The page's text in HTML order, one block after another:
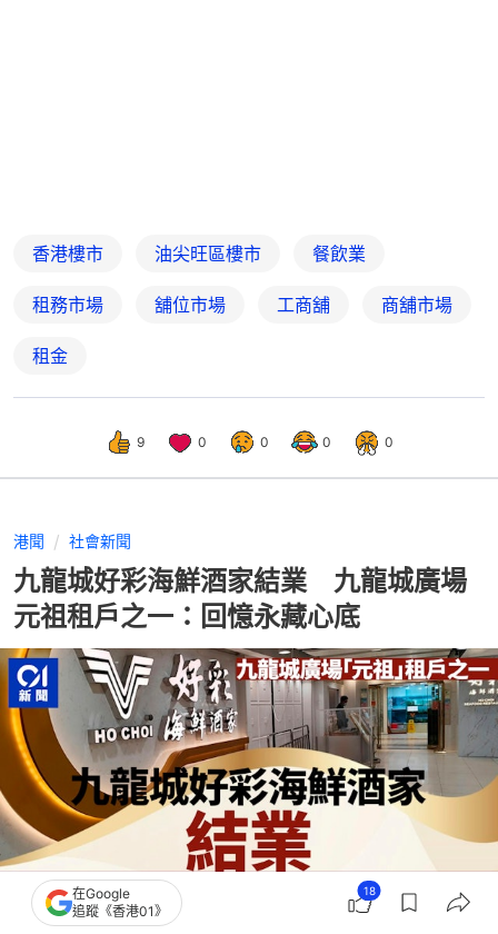
香港樓市 油尖旺區樓市 餐飲業
租務市場 舖位市場 工商舖 商舖市場
租金
9 0 0 0 0
港聞 社會新聞
九龍城好彩海鮮酒家結業 九龍城廣場
元祖租戶之一：回憶永藏心底
在Google
追蹤《香港01》
18